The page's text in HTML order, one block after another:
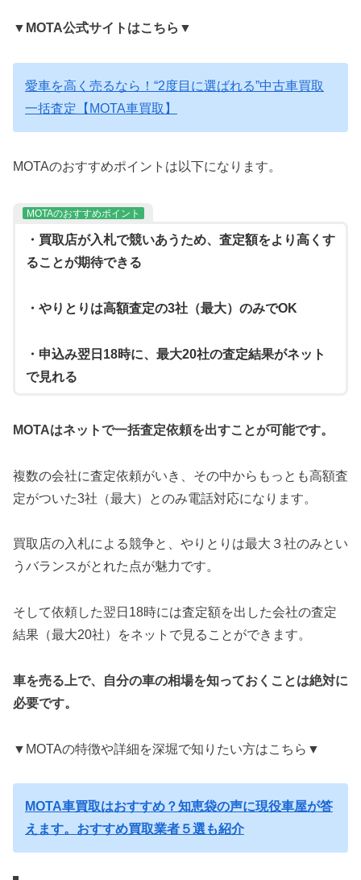
▼ MOTA公式サイトはこちら ▼
愛車を高く売るなら！“2度目に選ばれる”中古車買取
一括査定【MOTA車買取】
MOTAのおすすめポイントは以下になります。
MOTAのおすすめポイント
・買取店が入札で競いあうため、査定額をより高くす
ることが期待できる
・やりとりは高額査定の3社（最大）のみでOK
・申込み翌日18時に、最大20社の査定結果がネット
で見れる
MOTAはネットで一括査定依頼を出すことが可能です。
複数の会社に査定依頼がいき、その中からもっとも高額査
定がついた3社（最大）とのみ電話対応になります。
買取店の入札による競争と、やりとりは最大３社のみとい
うバランスがとれた点が魅力です。
そして依頼した翌日18時には査定額を出した会社の査定
結果（最大20社）をネットで見ることができます。
車を売る上で、自分の車の相場を知っておくことは絶対に
必要です。
▼MOTAの特徴や詳細を深堀で知りたい方はこちら▼
MOTA車買取はおすすめ？知恵袋の声に現役車屋が答
えます。おすすめ買取業者５選も紹介